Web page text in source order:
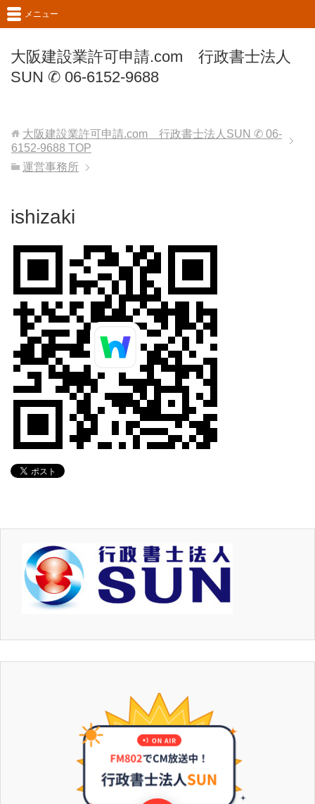
大阪建設業許可申請.com 行政書士法人
SUN ✆ 06-6152-9688
メニュー
大阪建設業許可申請.com 行政書士法人SUN ✆ 06-
6152-9688 TOP
運営事務所
ishizaki